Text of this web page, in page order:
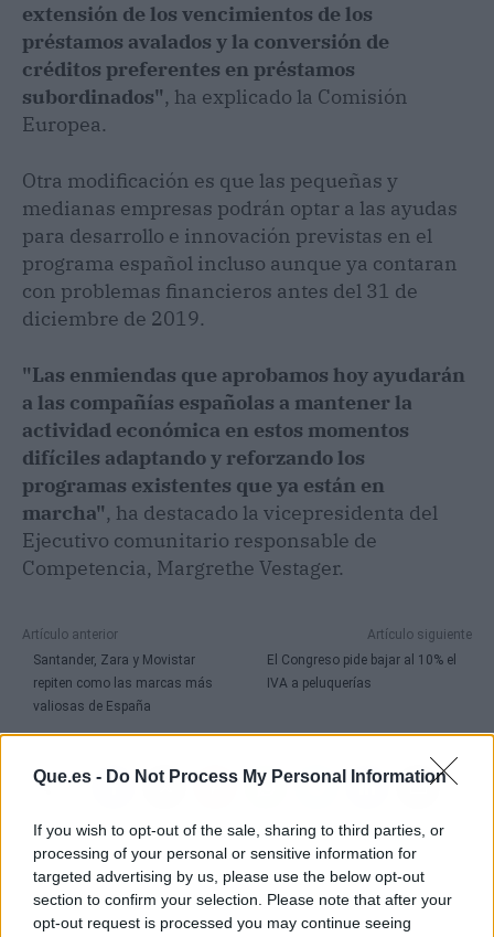
Que.es - Do Not Process My Personal Information
If you wish to opt-out of the sale, sharing to third parties, or
processing of your personal or sensitive information for
targeted advertising by us, please use the below opt-out
section to confirm your selection. Please note that after your
opt-out request is processed you may continue seeing
extensión de los vencimientos de los
préstamos avalados y la conversión de
créditos preferentes en préstamos
subordinados", ha explicado la Comisión
Europea.
Otra modificación es que las pequeñas y
medianas empresas podrán optar a las ayudas
para desarrollo e innovación previstas en el
programa español incluso aunque ya contaran
con problemas financieros antes del 31 de
diciembre de 2019.
"Las enmiendas que aprobamos hoy ayudarán
a las compañías españolas a mantener la
actividad económica en estos momentos
difíciles adaptando y reforzando los
programas existentes que ya están en
marcha", ha destacado la vicepresidenta del
Ejecutivo comunitario responsable de
Competencia, Margrethe Vestager.
Artículo anterior
Santander, Zara y Movistar
repiten como las marcas más
valiosas de España
Artículo siguiente
El Congreso pide bajar al 10% el
IVA a peluquerías